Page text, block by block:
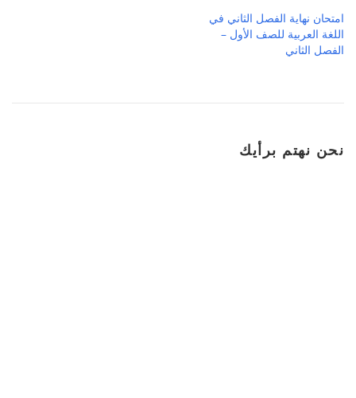
امتحان نهاية الفصل الثاني في
اللغة العربية للصف الأول –
الفصل الثاني
نحن نهتم برأيك